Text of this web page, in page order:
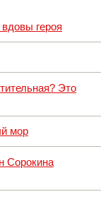
героя
Это
мор
Сорокина